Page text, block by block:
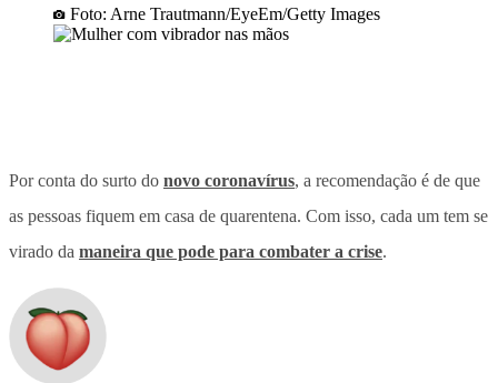
Foto: Arne Trautmann/EyeEm/Getty Images
Por conta do surto do novo coronavírus, a recomendação é de que
as pessoas fiquem em casa de quarentena. Com isso, cada um tem se
virado da maneira que pode para combater a crise.